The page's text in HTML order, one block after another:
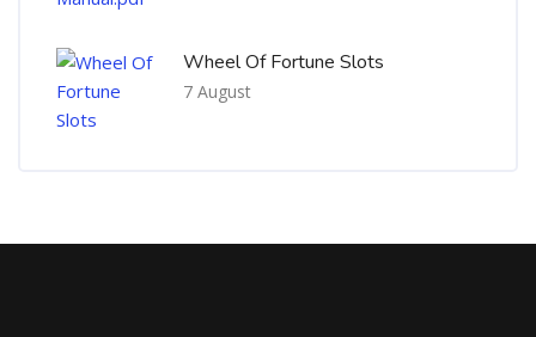
Wheel Of Fortune Slots
7 August